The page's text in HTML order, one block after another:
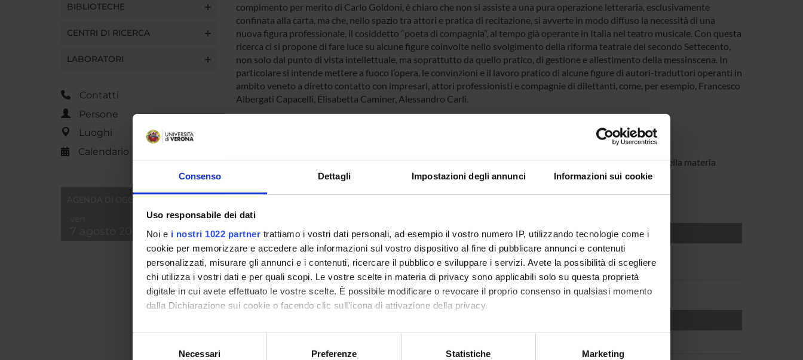
Consenso Dettagli Impostazioni degli annunci Informazioni sui cookie
Uso responsabile dei dati
Noi e i nostri 1022 partner trattiamo i vostri dati personali, ad esempio il vostro numero IP, utilizzando tecnologie come i
cookie per memorizzare e accedere alle informazioni sul vostro dispositivo al fine di pubblicare annunci e contenuti
personalizzati, misurare gli annunci e i contenuti, ricercare il pubblico e sviluppare i servizi. Avete la possibilità di scegliere
chi utilizza i vostri dati e per quali scopi. Le vostre scelte in materia di privacy sono applicabili solo su questa proprietà
digitale in cui avete effettuato le vostre scelte. È possibile modificare o revocare il proprio consenso in qualsiasi momento
dalla Dichiarazione sui cookie o facendo clic sull'icona di attivazione della privacy.
Con il tuo consenso, vorremmo anche:
raccogliere informazioni sulla tua posizione geografica, con un'approssimazione di qualche metro,
Necessari Preferenze Statistiche Marketing
BIBLIOTECHE
CENTRI DI RICERCA
LABORATORI
Contatti
Persone
Luoghi
Calendario
compimento per merito di Carlo Goldoni, è chiaro che non si assiste a una pura operazione letteraria, esclusivamente
confinata alla carta, ma che, nello spazio tra attori e pratica di recitazione, si avverte in modo diffuso la necessità di una
nuova figura professionale, il cosiddetto “poeta di compagnia”, al tempo già operante in Italia nel teatro musicale. Con questa
ricerca ci si propone di fare luce su alcune figure coinvolte nello svolgimento della riforma teatrale del secondo Settecento,
non solo dal punto di vista intellettuale, ma soprattutto da quello pratico, di gestione e allestimento della messinscena. In
particolare si intende mettere a fuoco l’opera, le convinzioni e il lavoro pratico di alcune figure di autori-traduttori operanti in
ambito veneto a diretto contatto con impresari, attori professionisti e compagnie di dilettanti, come, per esempio, Francesco
Albergati Capacelli, Elisabetta Caminer, Alessandro Carli.
Simona Brunetti Professore associato Elena Zilotti Cultore della materia
AREE DI RICERCA COINVOLTE DAL PROGETTO
Discipline dello Spettacolo
Visual and performing arts, design, arts-based research